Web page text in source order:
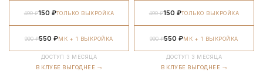
490 ₽150 ₽ТОЛЬКО ВЫКРОЙКА
990 ₽550 ₽МК + 1 ВЫКРОЙКА
ДОСТУП 3 МЕСЯЦА
В КЛУБЕ ВЫГОДНЕЕ →
490 ₽150 ₽ТОЛЬКО ВЫКРОЙКА
990 ₽550 ₽МК + 1 ВЫКРОЙКА
ДОСТУП 3 МЕСЯЦА
В КЛУБЕ ВЫГОДНЕЕ →